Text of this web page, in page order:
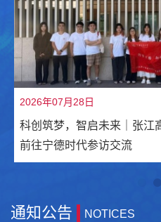
2026年07月28日
科创筑梦，智启未来｜张江
前往宁德时代参访交流
通知公告 NOTICES